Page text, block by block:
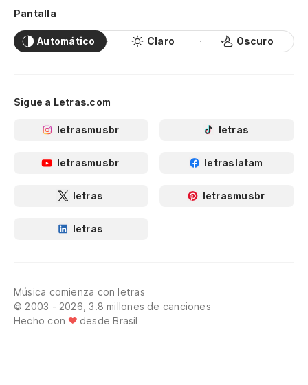
Pantalla
Automático Claro Oscuro
Sigue a Letras.com
letrasmusbr letras
letrasmusbr letraslatam
letras letrasmusbr
letras
Música comienza con letras
© 2003 - 2026, 3.8 millones de canciones
Hecho con
desde Brasil